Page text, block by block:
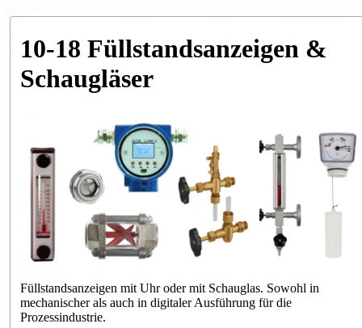
10-18 Füllstandsanzeigen &
Schaugläser
Füllstandsanzeigen mit Uhr oder mit Schauglas. Sowohl in
mechanischer als auch in digitaler Ausführung für die
Prozessindustrie.